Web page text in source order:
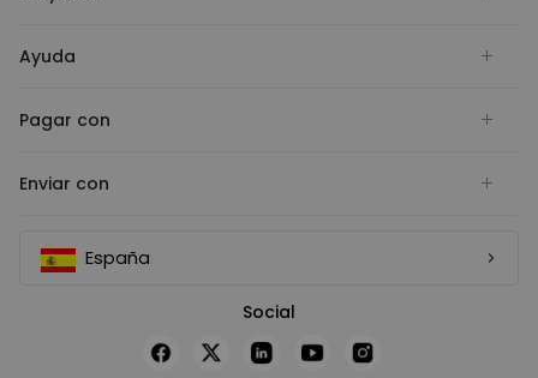
Ayuda
Pagar con
Enviar con
España
Social